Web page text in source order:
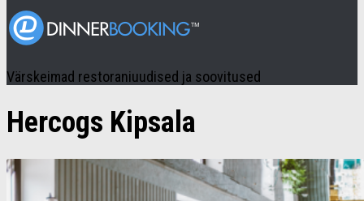
Värskeimad restoraniuudised ja soovitused
Hercogs Kipsala